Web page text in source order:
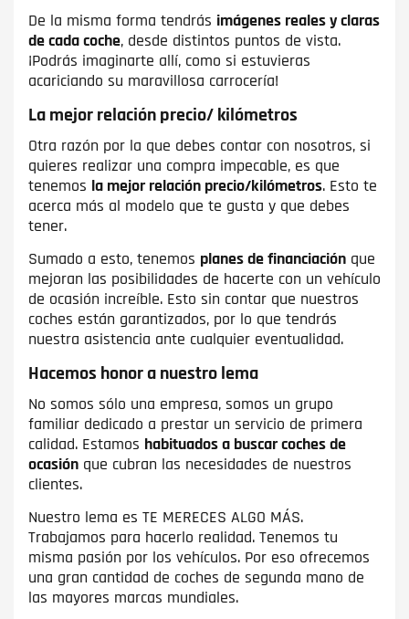
De la misma forma tendrás imágenes reales y claras
de cada coche, desde distintos puntos de vista.
¡Podrás imaginarte allí, como si estuvieras
acariciando su maravillosa carrocería!
La mejor relación precio/ kilómetros
Otra razón por la que debes contar con nosotros, si
quieres realizar una compra impecable, es que
tenemos la mejor relación precio/kilómetros. Esto te
acerca más al modelo que te gusta y que debes
tener.
Sumado a esto, tenemos planes de financiación que
mejoran las posibilidades de hacerte con un vehículo
de ocasión increíble. Esto sin contar que nuestros
coches están garantizados, por lo que tendrás
nuestra asistencia ante cualquier eventualidad.
Hacemos honor a nuestro lema
No somos sólo una empresa, somos un grupo
familiar dedicado a prestar un servicio de primera
calidad. Estamos habituados a buscar coches de
ocasión que cubran las necesidades de nuestros
clientes.
Nuestro lema es TE MERECES ALGO MÁS.
Trabajamos para hacerlo realidad. Tenemos tu
misma pasión por los vehículos. Por eso ofrecemos
una gran cantidad de coches de segunda mano de
las mayores marcas mundiales.